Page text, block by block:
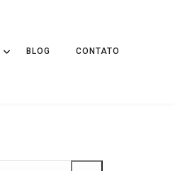
BLOG CONTATO